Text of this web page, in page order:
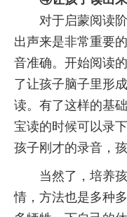
对于启蒙阅读阶
出声来是非常重要
音准确。开始阅读
了让孩子脑子里形
读。有了这样的基
宝读的时候可以录
孩子刚才的录音，
当然了，培养孩
情，方法也是多种